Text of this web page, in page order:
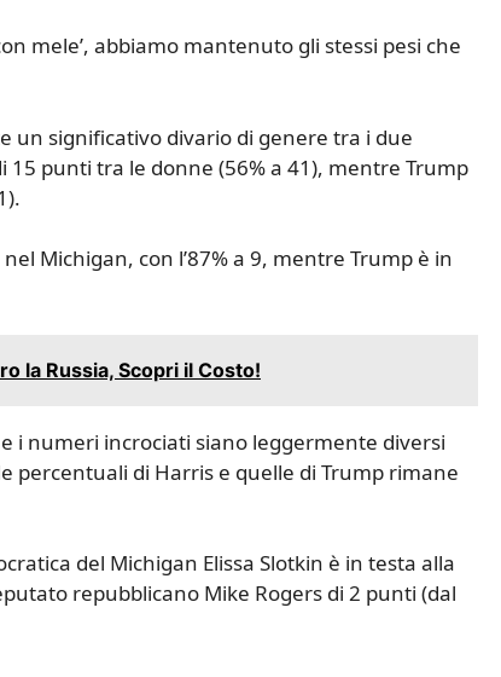
mele’, abbiamo mantenuto gli stessi pesi che
un significativo divario di genere tra i due
punti tra le donne (56% a 41), mentre Trump
Michigan, con l’87% a 9, mentre Trump è in
la Russia, Scopri il Costo!
i numeri incrociati siano leggermente diversi
percentuali di Harris e quelle di Trump rimane
del Michigan Elissa Slotkin è in testa alla
repubblicano Mike Rogers di 2 punti (dal